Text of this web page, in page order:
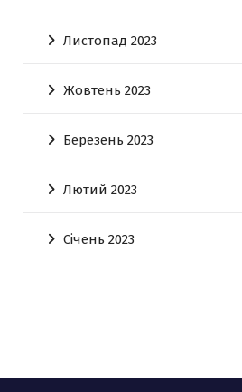
Листопад 2023
Жовтень 2023
Березень 2023
Лютий 2023
Січень 2023